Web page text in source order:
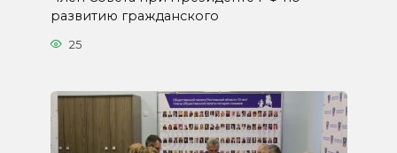
развитию гражданского
25